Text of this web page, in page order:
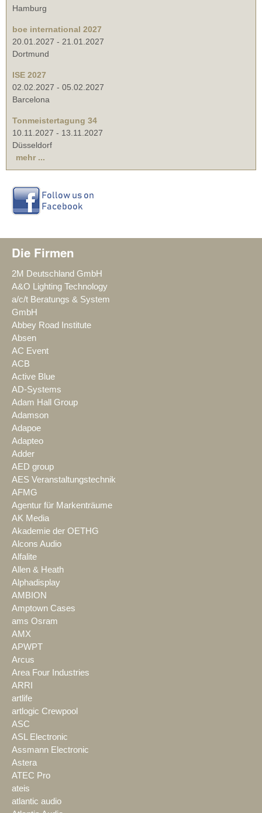
Hamburg
boe international 2027
20.01.2027 - 21.01.2027
Dortmund
ISE 2027
02.02.2027 - 05.02.2027
Barcelona
Tonmeistertagung 34
10.11.2027 - 13.11.2027
Düsseldorf
mehr ...
Die Firmen
2M Deutschland GmbH
A&O Lighting Technology
a/c/t Beratungs & System
GmbH
Abbey Road Institute
Absen
AC Event
ACB
Active Blue
AD-Systems
Adam Hall Group
Adamson
Adapoe
Adapteo
Adder
AED group
AES Veranstaltungstechnik
AFMG
Agentur für Markenträume
AK Media
Akademie der OETHG
Alcons Audio
Alfalite
Allen & Heath
Alphadisplay
AMBION
Amptown Cases
ams Osram
AMX
APWPT
Arcus
Area Four Industries
ARRI
artlife
artlogic Crewpool
ASC
ASL Electronic
Assmann Electronic
Astera
ATEC Pro
ateis
atlantic audio